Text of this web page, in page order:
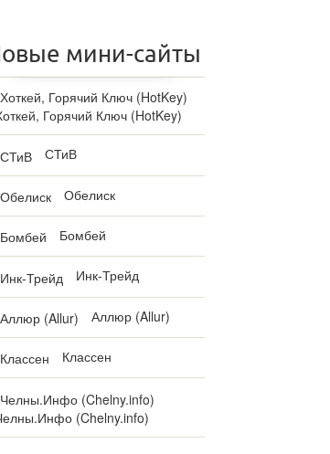
мини-сайты
Горячий Ключ (HotKey)
СТиВ
Обелиск
Бомбей
Инк-Трейд
Аллюр (Allur)
Классен
(Chelny.info)